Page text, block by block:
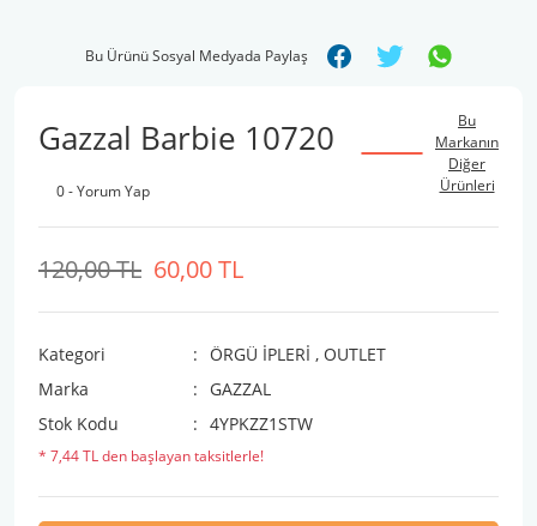
Bu Ürünü Sosyal Medyada Paylaş
Gazzal Barbie 10720
0 - Yorum Yap
Bu
Markanın
Diğer
Ürünleri
60,00 TL
120,00 TL
Kategori ÖRGÜ İPLERİ , OUTLET
Marka
GAZZAL
Stok Kodu
4YPKZZ1STW
* 7,44 TL den başlayan taksitlerle!